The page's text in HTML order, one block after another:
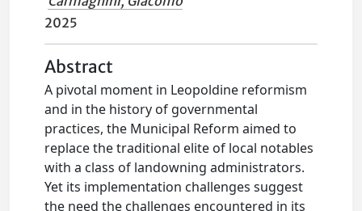
2025
Abstract
A pivotal moment in Leopoldine reformism
and in the history of governmental
practices, the Municipal Reform aimed to
replace the traditional elite of local notables
with a class of landowning administrators.
Yet its implementation challenges suggest
the need the challenges encountered in its